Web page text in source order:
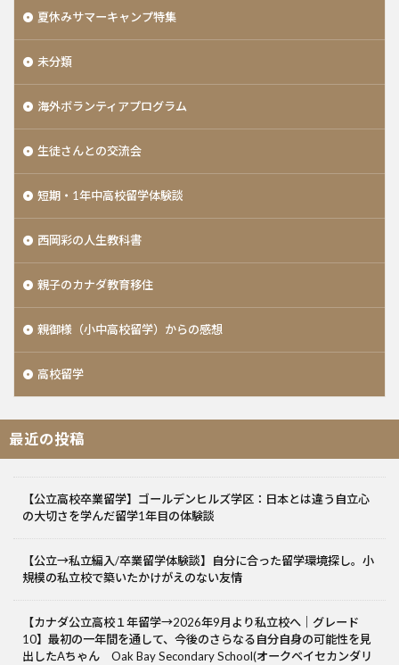
夏休みサマーキャンプ特集
未分類
海外ボランティアプログラム
生徒さんとの交流会
短期・1年中高校留学体験談
西岡彩の人生教科書
親子のカナダ教育移住
親御様（小中高校留学）からの感想
高校留学
最近の投稿
【公立高校卒業留学】ゴールデンヒルズ学区：日本とは違う自立心
の大切さを学んだ留学1年目の体験談
【公立→私立編入/卒業留学体験談】自分に合った留学環境探し。小
規模の私立校で築いたかけがえのない友情
【カナダ公立高校１年留学→2026年9月より私立校へ｜グレード
10】最初の一年間を通して、今後のさらなる自分自身の可能性を見
出したAちゃん Oak Bay Secondary School(オークベイセカンダリ